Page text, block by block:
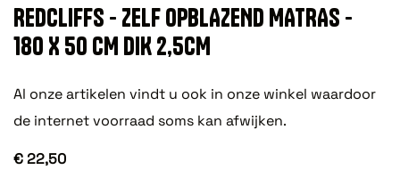
REDCLIFFS - ZELF OPBLAZEND MATRAS -
180 X 50 CM DIK 2,5CM
Al onze artikelen vindt u ook in onze winkel waardoor
de internet voorraad soms kan afwijken.
€ 22,50